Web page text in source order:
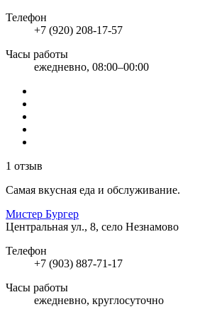
Телефон
+7 (920) 208-17-57
Часы работы
ежедневно, 08:00–00:00
1 отзыв
Самая вкусная еда и обслуживание.
Мистер Бургер
Центральная ул., 8, село Незнамово
Телефон
+7 (903) 887-71-17
Часы работы
ежедневно, круглосуточно